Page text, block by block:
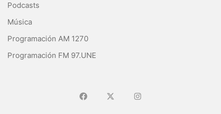
Podcasts
Música
Programación AM 1270
Programación FM 97.UNE
Ir a FacebookIr a X (Ex-Twitter)
Ir a